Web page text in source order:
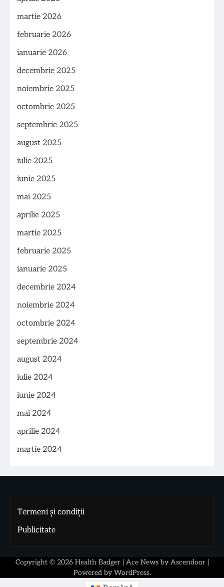
martie 2026
februarie 2026
ianuarie 2026
decembrie 2025
noiembrie 2025
octombrie 2025
septembrie 2025
august 2025
iulie 2025
iunie 2025
mai 2025
aprilie 2025
martie 2025
februarie 2025
ianuarie 2025
decembrie 2024
noiembrie 2024
octombrie 2024
septembrie 2024
august 2024
iulie 2024
iunie 2024
mai 2024
aprilie 2024
martie 2024
Termeni și condiții
Publicitate
Copyright © 2026 Health Badger| Ace News by Ascendoor|
Powered by WordPress.